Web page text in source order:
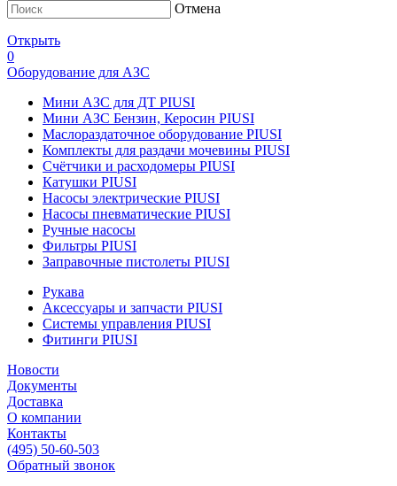
Отмена
Открыть
0
Оборудование для АЗС
Мини АЗС для ДТ PIUSI
Мини АЗС Бензин, Керосин PIUSI
Маслораздаточное оборудование PIUSI
Комплекты для раздачи мочевины PIUSI
Счётчики и расходомеры PIUSI
Катушки PIUSI
Насосы электрические PIUSI
Насосы пневматические PIUSI
Ручные насосы
Фильтры PIUSI
Заправочные пистолеты PIUSI
Рукава
Аксессуары и запчасти PIUSI
Системы управления PIUSI
Фитинги PIUSI
Новости
Документы
Доставка
О компании
Контакты
(495) 50-60-503
Обратный звонок